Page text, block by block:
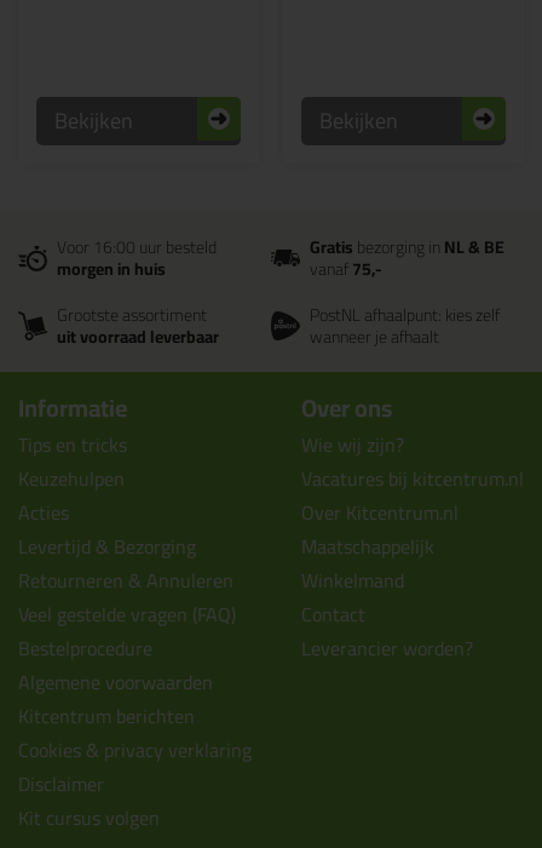
Bekijken Bekijken
Voor 16:00 uur besteld
morgen in huis
Gratisbezorging inNL & BE
vanaf75,-
Grootste assortiment
uit voorraad leverbaar
PostNL afhaalpunt: kies zelf
wanneer je afhaalt
Informatie
Tips en tricks
Keuzehulpen
Acties
Levertijd & Bezorging
Retourneren & Annuleren
Veel gestelde vragen (FAQ)
Bestelprocedure
Algemene voorwaarden
Kitcentrum berichten
Cookies & privacy verklaring
Disclaimer
Kit cursus volgen
Over ons
Wie wij zijn?
Vacatures bij kitcentrum.nl
Over Kitcentrum.nl
Maatschappelijk
Winkelmand
Contact
Leverancier worden?